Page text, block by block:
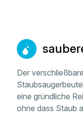
Der verschließbare
eine gründliche
ohne dass Staub